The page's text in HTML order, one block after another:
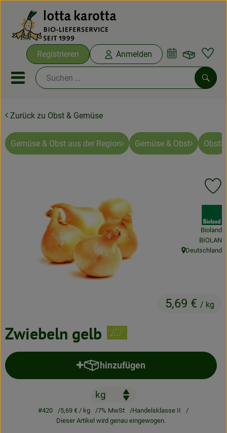
Registrieren Anmelden
Mobiles Menu öffnen oder
Ökokisten
Bio-Kochboxen
Saisonthemen
Neues & Angebote
Obst & Gemüse
Getränke
Über uns
Zurück zu Obst & Gemüse
Gemüse & Obst aus der Region Gemüse & Obst Obst
Zwiebeln gelb
5,69 € / kg
Bioland
,BIOLAN
, Herkunft:
Deutschland
hinzufügen
Produkt zum Warenkorb
#420 5,69 € / kg 7% MwSt
Handelsklasse II
Dieser Artikel wird genau eingewogen.